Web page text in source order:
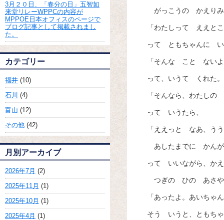
がっこうの かえり
「わたしって ええと
って ともちゃんに い
「そんな こと ない
って、いうて くれた
「そんなら、わたし
って いうたら、
「ええっと なあ、う
あしたまでに かんが
って いいながら、か
つぎの ひの あさや
「あったよ。あいち
そう いうと、ともち
3月２０日、「春分の日」五智如
来堂リレーWPPCの内容が
MPPOE日本オフィスのページで
ブログ記事として掲載されまし
た。
カテゴリー
福井 (10)
石川 (4)
富山 (12)
その他 (42)
月別アーカイブ
2026年7月 (2)
2025年11月 (1)
2025年10月 (1)
2025年4月 (1)